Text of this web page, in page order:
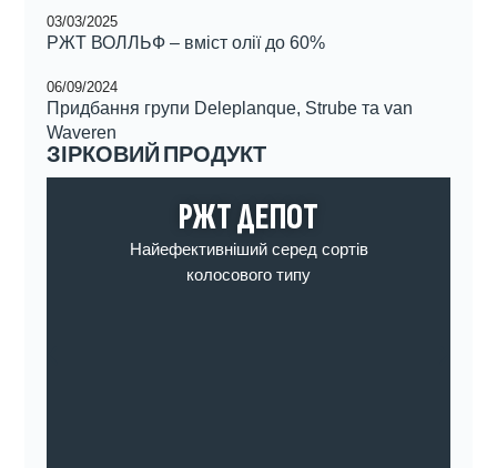
03/03/2025
РЖТ ВОЛЛЬФ – вміст олії до 60%
06/09/2024
Придбання групи Deleplanque, Strube та van
Waveren
ЗІРКОВИЙ ПРОДУКТ
РЖТ ДЕПОТ
Найефективніший серед сортів
колосового типу